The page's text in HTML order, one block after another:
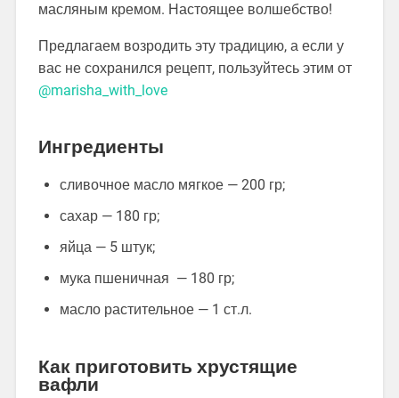
масляным кремом. Настоящее волшебство!
Предлагаем возродить эту традицию, а если у
вас не сохранился рецепт, пользуйтесь этим от
@marisha_with_love
Ингредиенты
сливочное масло мягкое — 200 гр;
сахар — 180 гр;
яйца — 5 штук;
мука пшеничная — 180 гр;
масло растительное — 1 ст.л.
Как приготовить хрустящие
вафли